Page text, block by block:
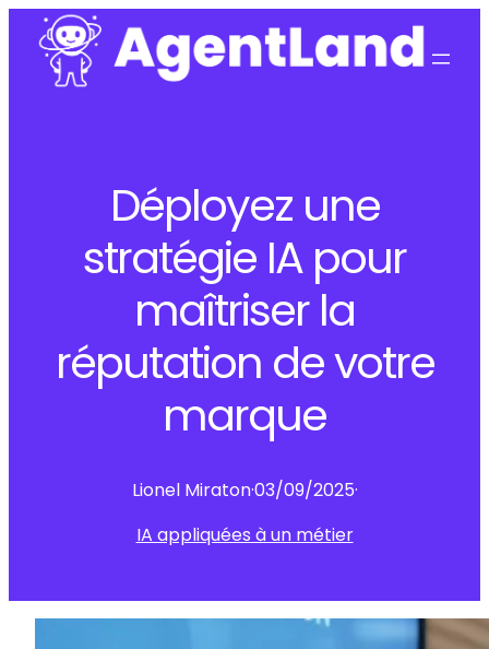
Déployez une
stratégie IA pour
maîtriser la
réputation de votre
marque
Lionel Miraton·03/09/2025·
IA appliquées à un métier